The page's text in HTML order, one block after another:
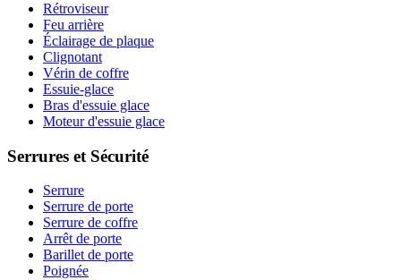
Rétroviseur
Feu arrière
Éclairage de plaque
Clignotant
Vérin de coffre
Essuie-glace
Bras d'essuie glace
Moteur d'essuie glace
Serrures et Sécurité
Serrure
Serrure de porte
Serrure de coffre
Arrêt de porte
Barillet de porte
Poignée